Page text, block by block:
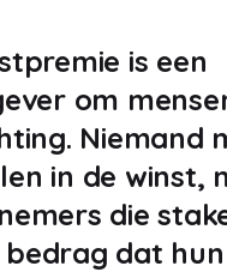
is een
om
Niemand
in de winst,
die
dat